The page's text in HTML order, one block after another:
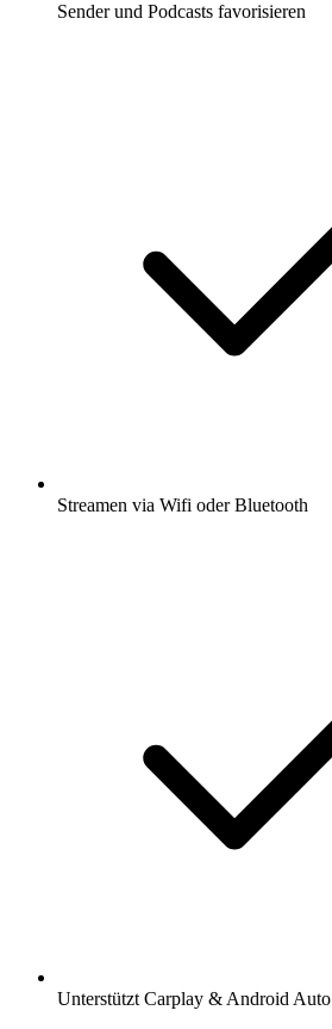
Sender und Podcasts favorisieren
Streamen via Wifi oder Bluetooth
Unterstützt Carplay & Android Auto